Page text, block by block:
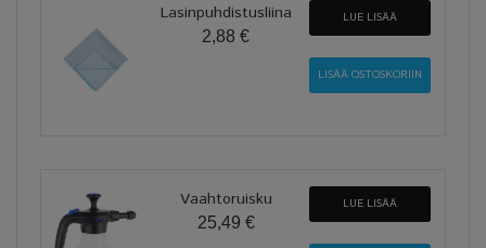
Lasinpuhdistusliina
2,88 €
LUE LISÄÄ
Vaahtoruisku
25,49 €
LUE LISÄÄ